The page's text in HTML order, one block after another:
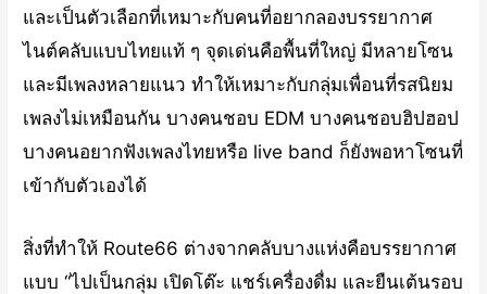
และเป็นตัวเลือกที่เหมาะกับคนที่อยากลองบรรยากาศ
ไนต์คลับแบบไทยแท้ ๆ จุดเด่นคือพื้นที่ใหญ่ มีหลายโซน
และมีเพลงหลายแนว ทำให้เหมาะกับกลุ่มเพื่อนที่รสนิยม
เพลงไม่เหมือนกัน บางคนชอบ EDM บางคนชอบฮิปฮอป
บางคนอยากฟังเพลงไทยหรือ live band ก็ยังพอหาโซนที่
เข้ากับตัวเองได้
สิ่งที่ทำให้ Route66 ต่างจากคลับบางแห่งคือบรรยากาศ
แบบ “ไปเป็นกลุ่ม เปิดโต๊ะ แชร์เครื่องดื่ม และยืนเต้นรอบ